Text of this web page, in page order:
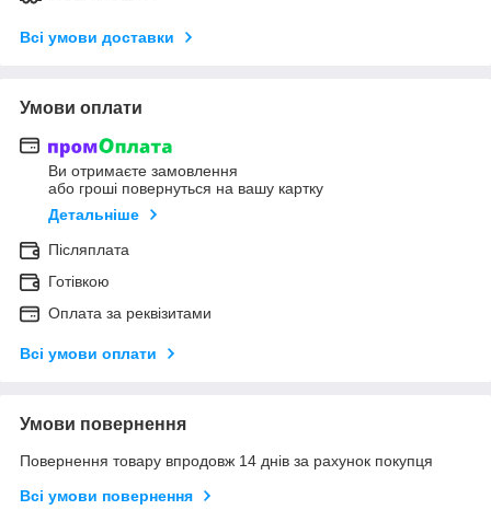
Всі умови доставки
Умови оплати
Ви отримаєте замовлення
або гроші повернуться на вашу картку
Детальніше
Післяплата
Готівкою
Оплата за реквізитами
Всі умови оплати
Умови повернення
Повернення товару впродовж 14 днів за рахунок покупця
Всі умови повернення